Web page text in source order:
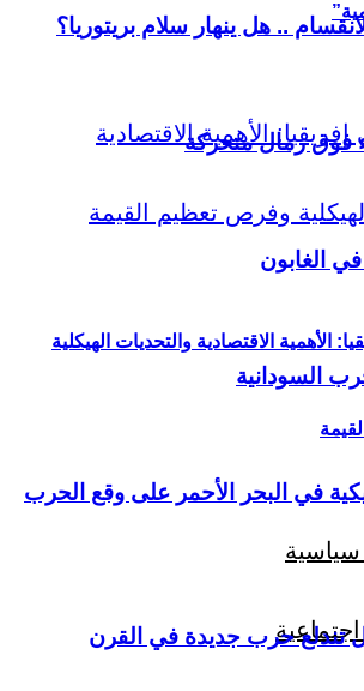
الأهمية الاقتصادية والتحديات الهيكلية
.. هل ينهار سلام بريتوريا؟
فوق رمال متحركة
الغابون
السودانية
في البحر الأحمر على وقع الحرب
هل تندلع حرب جديدة في القرن